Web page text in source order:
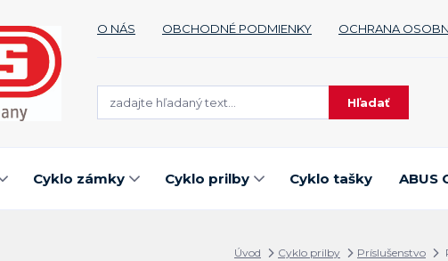
O NÁS OBCHODNÉ PODMIENKY OCHRANA
Hľadať
Cyklo zámky Cyklo prilby Cyklo tašky ABUS
Úvod Cyklo prilby Príslušenstvo